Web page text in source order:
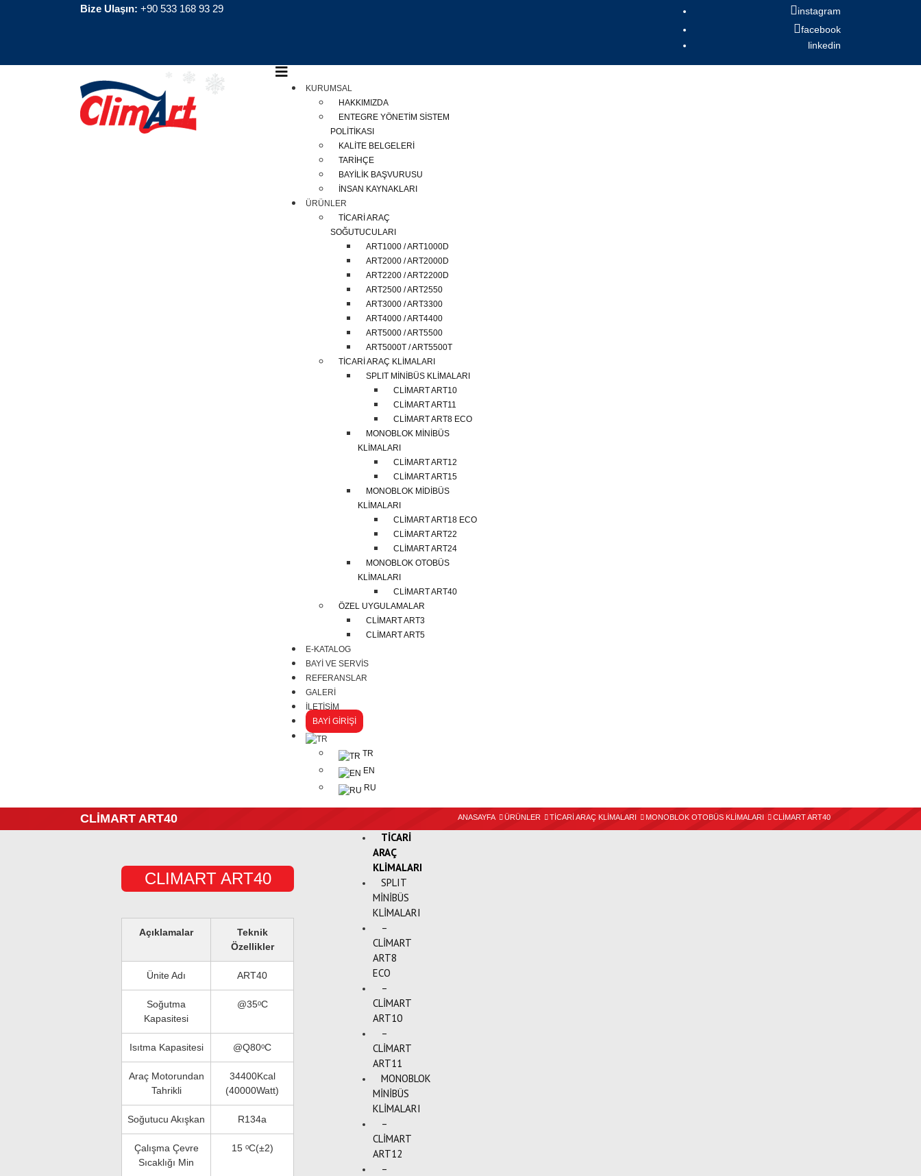
Bize Ulaşın: +90 533 168 93 29
instagram
facebook
linkedin
KURUMSAL
HAKKIMIZDA
ENTEGRE YÖNETİM SİSTEM
POLİTİKASI
KALİTE BELGELERİ
TARİHÇE
BAYİLİK BAŞVURUSU
İNSAN KAYNAKLARI
ÜRÜNLER
TİCARİ ARAÇ
SOĞUTUCULARI
ART1000 / ART1000D
ART2000 / ART2000D
ART2200 / ART2200D
ART2500 / ART2550
ART3000 / ART3300
ART4000 / ART4400
ART5000 / ART5500
ART5000T / ART5500T
TİCARİ ARAÇ KLİMALARI
SPLIT MİNİBÜS KLİMALARI
CLİMART ART10
CLİMART ART11
CLİMART ART8 ECO
MONOBLOK MİNİBÜS
KLİMALARI
CLİMART ART12
CLİMART ART15
MONOBLOK MİDİBÜS
KLİMALARI
CLİMART ART18 ECO
CLİMART ART22
CLİMART ART24
MONOBLOK OTOBÜS
KLİMALARI
CLİMART ART40
ÖZEL UYGULAMALAR
CLİMART ART3
CLİMART ART5
E-KATALOG
BAYİ VE SERVİS
REFERANSLAR
GALERİ
İLETİŞİM
BAYİ GİRİŞİ
TR
EN
RU
CLİMART ART40 ANASAYFA ÜRÜNLER TİCARİ ARAÇ KLİMALARI MONOBLOK OTOBÜS KLİMALARI CLİMART ART40
CLIMART ART40
Açıklamalar
Teknik
Özellikler
Ünite Adı ART40
Soğutma
Kapasitesi
@35ᵒC
Isıtma Kapasitesi @Q80ᵒC
Araç Motorundan
Tahrikli
34400Kcal
(40000Watt)
Soğutucu Akışkan R134a
Çalışma Çevre
Sıcaklığı Min
15 ᵒC(±2)
TİCARİ
ARAÇ
KLİMALARI
SPLIT
MİNİBÜS
KLİMALARI
–
CLİMART
ART8
ECO
–
CLİMART
ART10
–
CLİMART
ART11
MONOBLOK
MİNİBÜS
KLİMALARI
–
CLİMART
ART12
–